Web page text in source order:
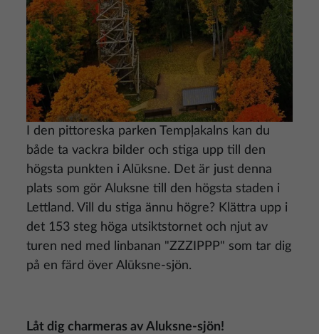
I den pittoreska parken Tempļakalns kan du
både ta vackra bilder och stiga upp till den
högsta punkten i Alūksne. Det är just denna
plats som gör Aluksne till den högsta staden i
Lettland. Vill du stiga ännu högre? Klättra upp i
det 153 steg höga utsiktstornet och njut av
turen ned med linbanan "ZZZIPPP" som tar dig
på en färd över Alūksne-sjön.
Låt dig charmeras av Aluksne-sjön!